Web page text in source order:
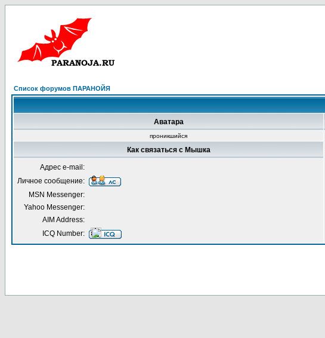
Список форумов ПАРАНОЙЯ
Аватара
проникшийся
Как связаться с Мышка
Адрес e-mail:
Личное сообщение:
MSN Messenger:
Yahoo Messenger:
AIM Address:
ICQ Number: